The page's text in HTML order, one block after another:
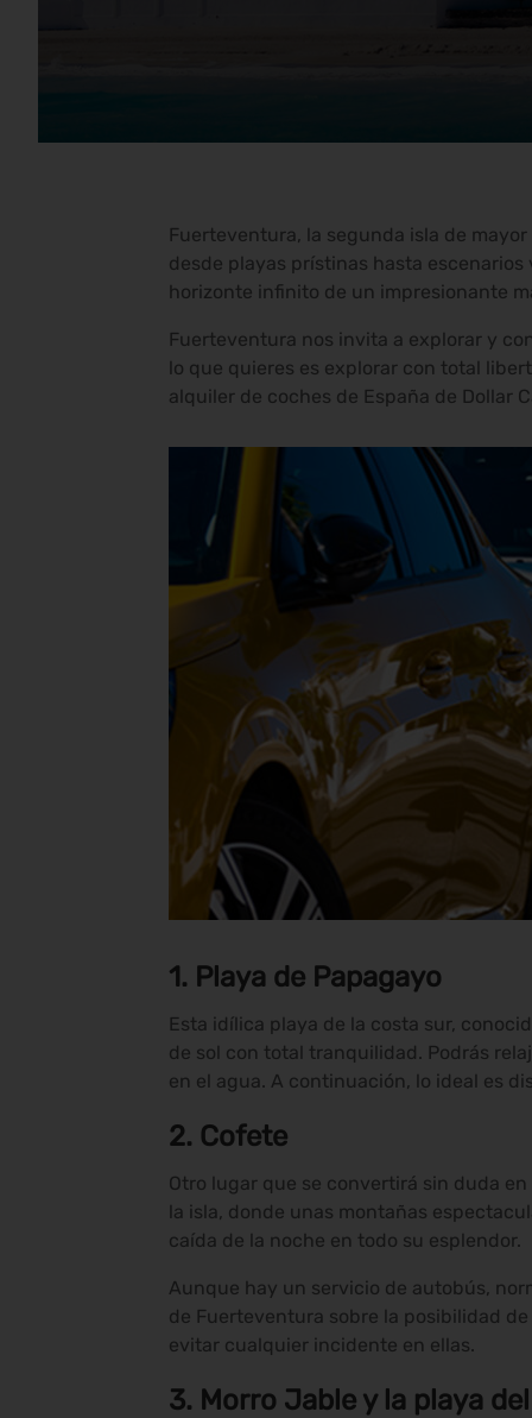
Fuerteventura, la segunda isla de
desde playas prístinas hasta
horizonte infinito de un impresionante
Fuerteventura nos invita a explorar y
lo que quieres es explorar con total
alquiler de coches de España de Dollar
1. Playa de Papagayo
Esta idílica playa de la costa sur,
de sol con total tranquilidad. Podrás
en el agua. A continuación, lo ideal es
2. Cofete
Otro lugar que se convertirá sin duda
la isla, donde unas montañas
caída de la noche en todo su esplendor.
Aunque hay un servicio de autobús,
de Fuerteventura sobre la posibilidad
evitar cualquier incidente en ellas.
3. Morro Jable y la playa